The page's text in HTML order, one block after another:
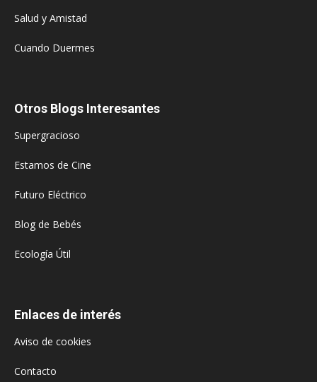
Salud y Amistad
Cuando Duermes
Otros Blogs Interesantes
Supergracioso
Estamos de Cine
Futuro Eléctrico
Blog de Bebés
Ecología Útil
Enlaces de interés
Aviso de cookies
Contacto